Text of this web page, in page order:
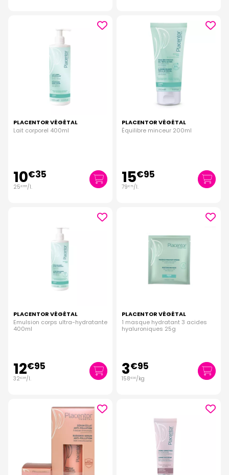
PLACENTOR VÉGÉTAL
Lait corporel 400ml
10€35
25€88/l.
PLACENTOR VÉGÉTAL
Équilibre minceur 200ml
15€95
79€75/l.
PLACENTOR VÉGÉTAL
Emulsion corps ultra-hydratante
400ml
12€95
32€38/l.
PLACENTOR VÉGÉTAL
1 masque hydratant 3 acides
hyaluroniques 25g
3€95
158€00/kg